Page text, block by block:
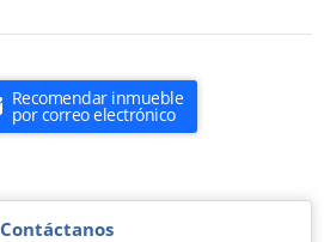
Recomendar inmueble
por correo electrónico
Contáctanos